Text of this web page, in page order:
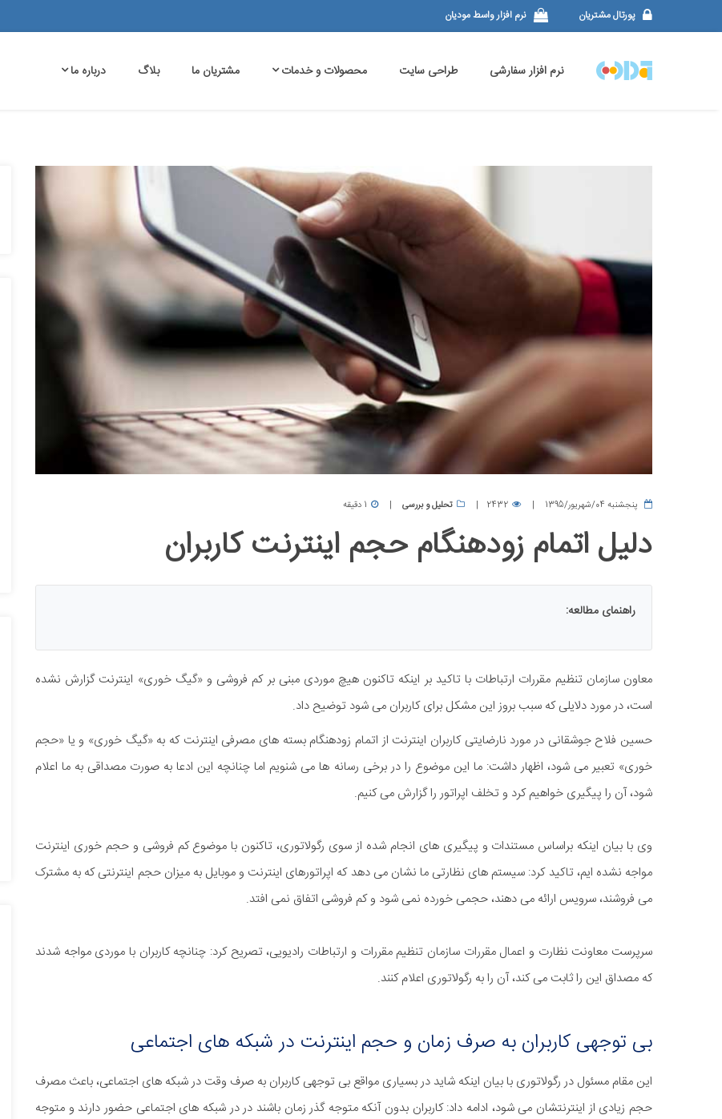
پورتال مشتریان نرم افزار واسط مودیان
نرم افزار سفارشی طراحی سایت محصولات و خدمات مشتریان ما بلاگ درباره ما
پنجشنبه 04/شهریور/1395 2432 تحلیل و بررسی 1 دقیقه
دلیل اتمام زودهنگام حجم اینترنت کاربران
راهنمای مطالعه:
معاون سازمان تنظیم مقررات ارتباطات با تاکید بر اینکه تاکنون هیچ موردی مبنی بر کم فروشی و «گیگ خوری» اینترنت گزارش نشده
است، در مورد دلایلی که سبب بروز این مشکل برای کاربران می شود توضیح داد.
حسین فلاح جوشقانی در مورد نارضایتی کاربران اینترنت از اتمام زودهنگام بسته های مصرفی اینترنت که به «گیگ خوری» و یا «حجم
خوری» تعبیر می شود، اظهار داشت: ما این موضوع را در برخی رسانه ها می شنویم اما چنانچه این ادعا به صورت مصداقی به ما اعلام
شود، آن را پیگیری خواهیم کرد و تخلف اپراتور را گزارش می کنیم.
وی با بیان اینکه براساس مستندات و پیگیری های انجام شده از سوی رگولاتوری، تاکنون با موضوع کم فروشی و حجم خوری اینترنت
مواجه نشده ایم، تاکید کرد: سیستم های نظارتی ما نشان می دهد که اپراتورهای اینترنت و موبایل به میزان حجم اینترنتی که به مشترک
می فروشند، سرویس ارائه می دهند، حجمی خورده نمی شود و کم فروشی اتفاق نمی افتد.
سرپرست معاونت نظارت و اعمال مقررات سازمان تنظیم مقررات و ارتباطات رادیویی، تصریح کرد: چنانچه کاربران با موردی مواجه شدند
که مصداق این را ثابت می کند، آن را به رگولاتوری اعلام کنند.
بی توجهی کاربران به صرف زمان و حجم اینترنت در شبکه های اجتماعی
این مقام مسئول در رگولاتوری با بیان اینکه شاید در بسیاری مواقع بی توجهی کاربران به صرف وقت در شبکه های اجتماعی، باعث مصرف
حجم زیادی از اینترنتشان می شود، ادامه داد: کاربران بدون آنکه متوجه گذر زمان باشند در در شبکه های اجتماعی حضور دارند و متوجه